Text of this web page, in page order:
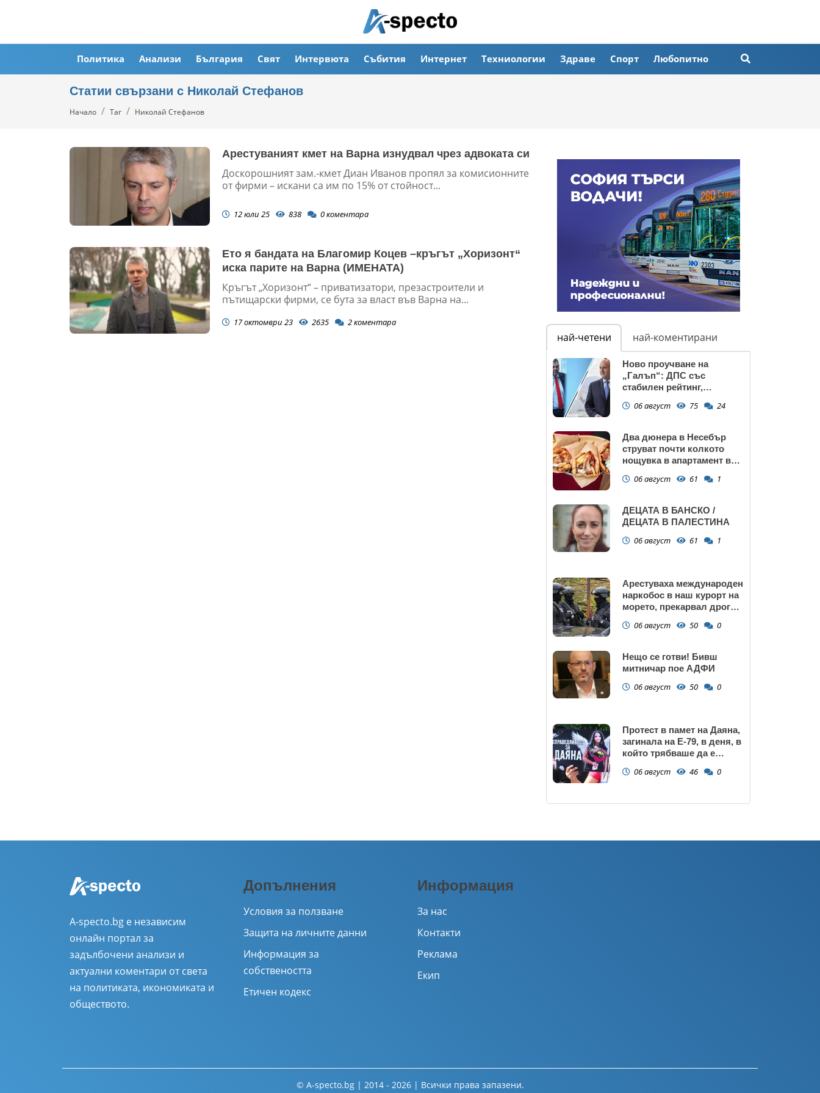
Политика Анализи България Свят Интервюта Събития Интернет Техниологии Здраве Спорт Любопитно
Статии свързани с Николай Стефанов
Начало Таг Николай Стефанов
Арестуваният кмет на Варна изнудвал чрез адвоката си
Доскорошният зам.-кмет Диан Иванов пропял за комисионните
от фирми – искани са им по 15% от стойност...
12 юли 25 838 0коментара
Ето я бандата на Благомир Коцев –кръгът „Хоризонт“
иска парите на Варна (ИМЕНАТА)
Кръгът „Хоризонт“ – приватизатори, презастроители и
пътищарски фирми, се бута за власт във Варна на...
17 октомври 23 2635 2коментара
най-четени най-коментирани
Ново проучване на
„Галъп“: ДПС със
стабилен рейтинг,
запазва
06 август 75 24
Два дюнера в Несебър
струват почти колкото
нощувка в апартамент в
06 август 61 1
ДЕЦАТА В БАНСКО /
ДЕЦАТА В ПАЛЕСТИНА
06 август 61 1
Арестуваха международен
наркобос в наш курорт на
морето, прекарвал дрога
06 август 50 0
Нещо се готви! Бивш
митничар пое АДФИ
06 август 50 0
Протест в памет на Даяна,
загинала на Е-79, в деня, в
който трябваше да е
06 август 46 0
A-specto.bg е независим
онлайн портал за
задълбочени анализи и
актуални коментари от света
на политиката, икономиката и
обществото.
Допълнения
Условия за ползване
Защита на личните данни
Информация за
собствеността
Етичен кодекс
Информация
За нас
Контакти
Реклама
Екип
© A-specto.bg | 2014 - 2026 | Всички права запазени.